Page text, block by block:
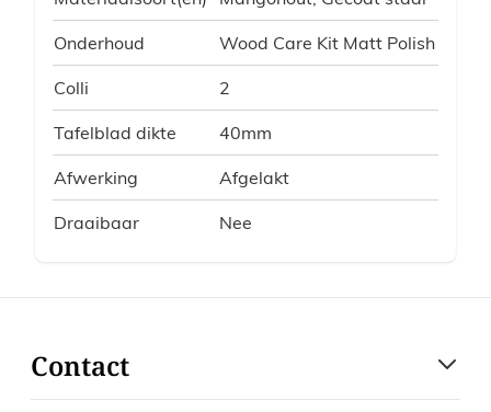
Onderhoud Wood Care Kit Matt Polish
Colli 2
Tafelblad dikte 40mm
Afwerking Afgelakt
Draaibaar Nee
Contact